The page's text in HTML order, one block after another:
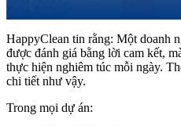
HappyClean tin rằng: Một doanh
được đánh giá bằng lời cam kết,
thực hiện nghiêm túc mỗi ngày.
chi tiết như vậy.
Trong mọi dự án: